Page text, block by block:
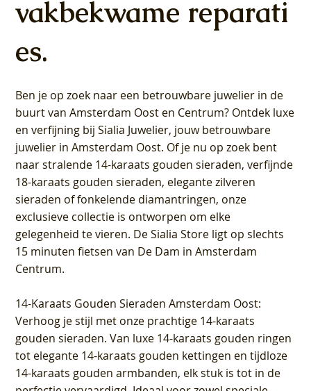
vakbekwame reparati
es.
Ben je op zoek naar een betrouwbare juwelier in de
buurt van Amsterdam Oost en Centrum? Ontdek luxe
en verfijning bij Sialia Juwelier, jouw betrouwbare
juwelier in Amsterdam Oost. Of je nu op zoek bent
naar stralende 14-karaats gouden sieraden, verfijnde
18-karaats gouden sieraden, elegante zilveren
sieraden of fonkelende diamantringen, onze
exclusieve collectie is ontworpen om elke
gelegenheid te vieren. De Sialia Store ligt op slechts
15 minuten fietsen van De Dam in Amsterdam
Centrum.
14-Karaats Gouden Sieraden Amsterdam Oost:
Verhoog je stijl met onze prachtige 14-karaats
gouden sieraden. Van luxe 14-karaats gouden ringen
tot elegante 14-karaats gouden kettingen en tijdloze
14-karaats gouden armbanden, elk stuk is tot in de